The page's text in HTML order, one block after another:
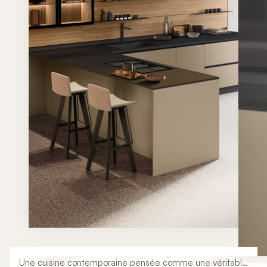
Une cuisine contemporaine pensée comme une véritable